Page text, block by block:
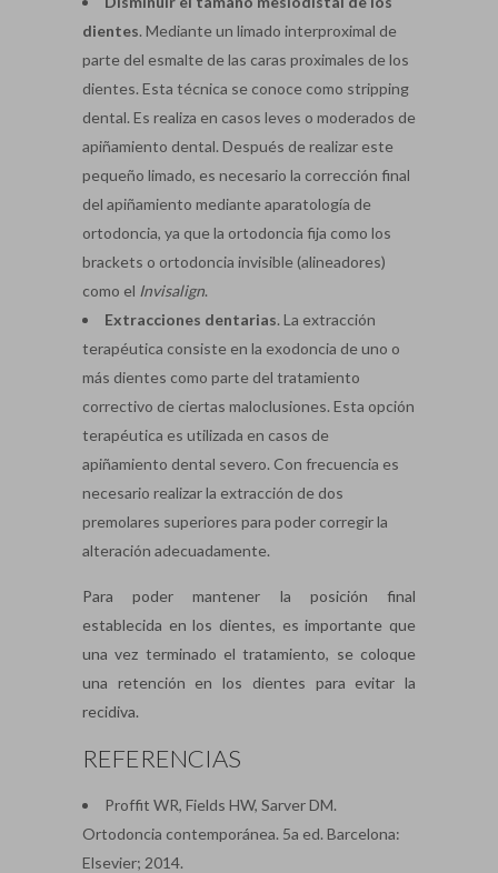
dientes. Mediante un limado interproximal de
parte del esmalte de las caras proximales de los
dientes. Esta técnica se conoce como stripping
dental. Es realiza en casos leves o moderados de
apiñamiento dental. Después de realizar este
pequeño limado, es necesario la corrección final
del apiñamiento mediante aparatología de
ortodoncia, ya que la ortodoncia fija como los
brackets o ortodoncia invisible (alineadores)
como el Invisalign.
Extracciones dentarias. La extracción
terapéutica consiste en la exodoncia de uno o
más dientes como parte del tratamiento
correctivo de ciertas maloclusiones. Esta opción
terapéutica es utilizada en casos de
apiñamiento dental severo. Con frecuencia es
necesario realizar la extracción de dos
premolares superiores para poder corregir la
alteración adecuadamente.
Para poder mantener la posición final
establecida en los dientes, es importante que
una vez terminado el tratamiento, se coloque
una retención en los dientes para evitar la
recidiva.
REFERENCIAS
Proffit WR, Fields HW, Sarver DM.
Ortodoncia contemporánea. 5a ed. Barcelona:
Elsevier; 2014.